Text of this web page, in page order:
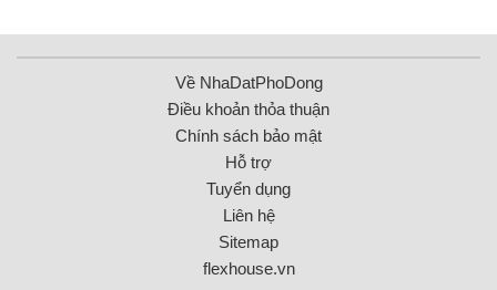
Về NhaDatPhoDong
Điều khoản thỏa thuận
Chính sách bảo mật
Hỗ trợ
Tuyển dụng
Liên hệ
Sitemap
flexhouse.vn